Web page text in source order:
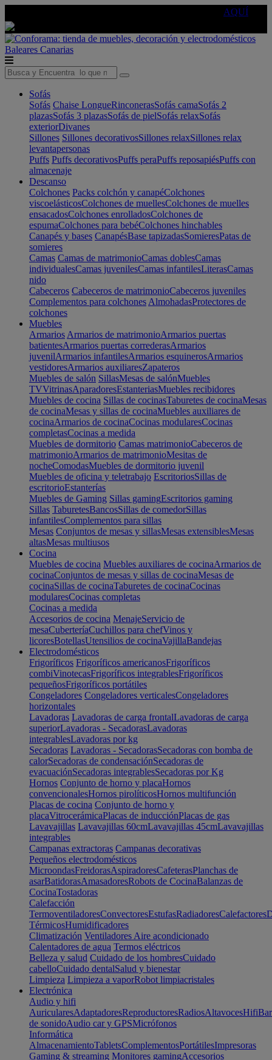
AQUÍ
Baleares Canarias
Sofás
Sofás Chaise LongueRinconerasSofás camaSofás 2
plazasSofás 3 plazasSofás de pielSofás relaxSofás
exteriorDivanes
Sillones Sillones decorativosSillones relaxSillones relax
levantapersonas
Puffs Puffs decorativosPuffs peraPuffs reposapiésPuffs con
almacenaje
Descanso
Colchones Packs colchón y canapéColchones
viscoelásticosColchones de muellesColchones de muelles
ensacadosColchones enrolladosColchones de
espumaColchones para bebéColchones hinchables
Canapés y bases CanapésBase tapizadasSomieresPatas de
somieres
Camas Camas de matrimonioCamas doblesCamas
individualesCamas juvenilesCamas infantilesLiterasCamas
nido
Cabeceros Cabeceros de matrimonioCabeceros juveniles
Complementos para colchones AlmohadasProtectores de
colchones
Muebles
Armarios Armarios de matrimonioArmarios puertas
batientesArmarios puertas correderasArmarios
juvenilArmarios infantilesArmarios esquinerosArmarios
vestidoresArmarios auxiliaresZapateros
Muebles de salón SillasMesas de salónMuebles
TVVitrinasAparadoresEstanteriasMuebles recibidores
Muebles de cocina Sillas de cocinasTaburetes de cocinaMesas
de cocinaMesas y sillas de cocinaMuebles auxiliares de
cocinaArmarios de cocinaCocinas modularesCocinas
completasCocinas a medida
Muebles de dormitorio Camas matrimonioCabeceros de
matrimonioArmarios de matrimonioMesitas de
nocheComodasMuebles de dormitorio juvenil
Muebles de oficina y teletrabajo EscritoriosSillas de
escritorioEstanterías
Muebles de Gaming Sillas gamingEscritorios gaming
Sillas TaburetesBancosSillas de comedorSillas
infantilesComplementos para sillas
Mesas Conjuntos de mesas y sillasMesas extensiblesMesas
altasMesas multiusos
Cocina
Muebles de cocina Muebles auxiliares de cocinaArmarios de
cocinaConjuntos de mesas y sillas de cocinaMesas de
cocinaSillas de cocinaTaburetes de cocinaCocinas
modularesCocinas completas
Cocinas a medida
Accesorios de cocina MenajeServicio de
mesaCuberteríaCuchillos para chefVinos y
licoresBotellasUtensilios de cocinaVajillaBandejas
Electrodomésticos
Frigoríficos Frigoríficos americanosFrigoríficos
combiVinotecasFrigoríficos integrablesFrigoríficos
pequeñosFrigoríficos portátiles
Congeladores Congeladores verticalesCongeladores
horizontales
Lavadoras Lavadoras de carga frontalLavadoras de carga
superiorLavadoras - SecadorasLavadoras
integrablesLavadoras por kg
Secadoras Lavadoras - SecadorasSecadoras con bomba de
calorSecadoras de condensaciónSecadoras de
evacuaciónSecadoras integrablesSecadoras por Kg
Hornos Conjunto de horno y placaHornos
convencionalesHornos pirolíticosHornos multifunción
Placas de cocina Conjunto de horno y
placaVitrocerámicaPlacas de inducciónPlacas de gas
Lavavajillas Lavavajillas 60cmLavavajillas 45cmLavavajillas
integrables
Campanas extractoras Campanas decorativas
Pequeños electrodomésticos
MicroondasFreidorasAspiradoresCafeterasPlanchas de
asarBatidorasAmasadoresRobots de CocinaBalanzas de
CocinaTostadoras
Calefacción
TermoventiladoresConvectoresEstufasRadiadoresCalefactores
TérmicosHumidificadores
Climatización Ventiladores Aire acondicionado
Calentadores de agua Termos eléctricos
Belleza y salud Cuidado de los hombresCuidado
cabelloCuidado dentalSalud y bienestar
Limpieza Limpieza a vaporRobot limpiacristales
Electrónica
Audio y hifi
AuricularesAdaptadoresReproductoresRadiosAltavocesHifi
de sonidoAudio car y GPSMicrófonos
Informática
AlmacenamientoTabletsComplementosPortátilesImpresoras
Gaming & streaming Monitores gamingAccesorios